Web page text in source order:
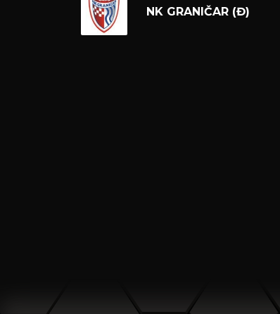
NK GRANIČAR (Đ)